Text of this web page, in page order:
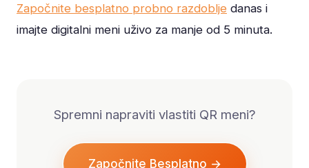
Započnite besplatno probno razdoblje danas i
imajte digitalni meni uživo za manje od 5 minuta.
Spremni napraviti vlastiti QR meni?
Započnite Besplatno →